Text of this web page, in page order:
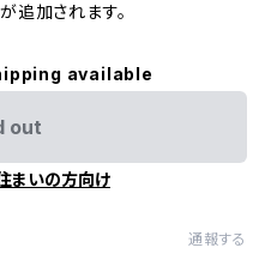
加されます。
available
out
まいの方向け
通報する